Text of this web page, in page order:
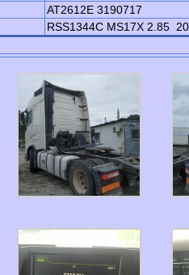
AT2612E 3190717
RSS1344C MS17X 2.85